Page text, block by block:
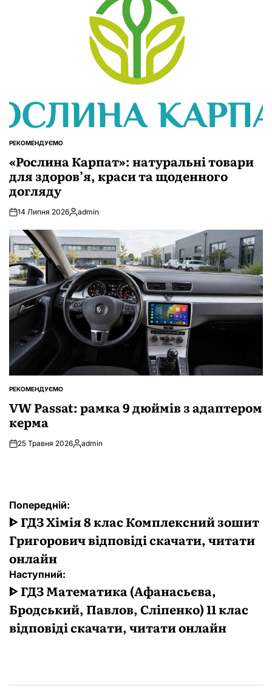
ОПУБЛІКУВАТИ
РЕКОМЕНДУЄМО
«Рослина Карпат»: натуральні товари
для здоров’я, краси та щоденного
догляду
14 Липня 2026Опубліковано
admin
ОПУБЛІКУВАТИ
РЕКОМЕНДУЄМО
VW Passat: рамка 9 дюймів з адаптером
керма
25 Травня 2026Опубліковано
admin
Навігація
записів
Попередній:
ᐈ ГДЗ Хімія 8 клас Комплексний зошит
Григорович відповіді скачати, читати
онлайн
Наступний:
ᐈ ГДЗ Математика (Афанасьєва,
Бродський, Павлов, Сліпенко) 11 клас
відповіді скачати, читати онлайн